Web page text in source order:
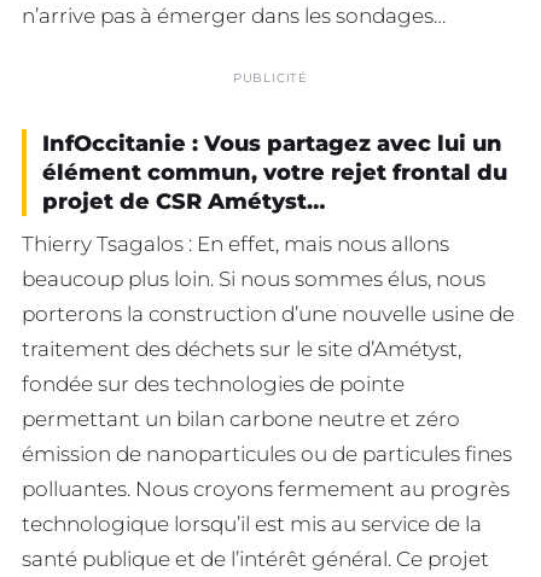
n’arrive pas à émerger dans les sondages…
PUBLICITÉ
InfOccitanie : Vous partagez avec lui un
élément commun, votre rejet frontal du
projet de CSR Amétyst…
Thierry Tsagalos : En effet, mais nous allons
beaucoup plus loin. Si nous sommes élus, nous
porterons la construction d’une nouvelle usine de
traitement des déchets sur le site d’Amétyst,
fondée sur des technologies de pointe
permettant un bilan carbone neutre et zéro
émission de nanoparticules ou de particules fines
polluantes. Nous croyons fermement au progrès
technologique lorsqu’il est mis au service de la
santé publique et de l’intérêt général. Ce projet